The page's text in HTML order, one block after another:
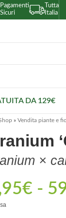
Pagamenti
Sicuri
Tutta
Italia
DA 129€
» Vendita piante e
×
€ -